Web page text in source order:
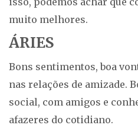
muito melhores.
ÁRIES
Bons sentimentos, boa
nas relações de amizade.
social, com amigos e
afazeres do cotidiano.